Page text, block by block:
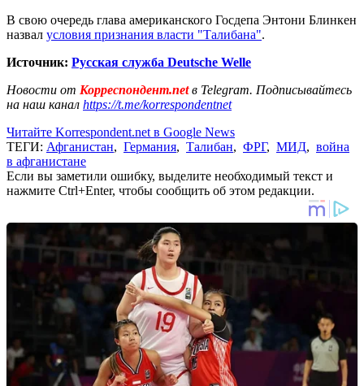
В свою очередь глава американского Госдепа Энтони Блинкен
назвал условия признания власти "Талибана".
Источник: Русская служба Deutsche Welle
Новости от Корреспондент.netв Telegram. Подписывайтесь
на наш канал https://t.me/korrespondentnet
Читайте Korrespondent.net в Google News
ТЕГИ: Афганистан, Германия, Талибан, ФРГ, МИД, война
в афганистане
Если вы заметили ошибку, выделите необходимый текст и
нажмите Ctrl+Enter, чтобы сообщить об этом редакции.